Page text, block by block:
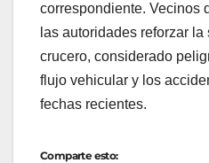
correspondiente. Vecinos
las autoridades reforzar
crucero, considerado
flujo vehicular y los
fechas recientes.
Comparte esto: